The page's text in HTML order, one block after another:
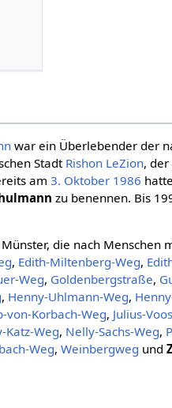
war ein Überlebender der
Stadt Rishon LeZion,
am3. Oktober 1986
zu benennen. Bis
die nach
, Edith-Miltenberg-Weg,
Weg, Goldenbergstraße,
, Henny-Uhlmann-Weg,
von-Korbach-Weg, Julius-
Katz-Weg, Nelly-Sachs-Weg,
Weg,Weinbergweg und